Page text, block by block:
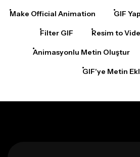
Make Official Animation GIF
Filter GIF Resim to
Animasyonlu Metin Oluştur
GIF'ye Metin